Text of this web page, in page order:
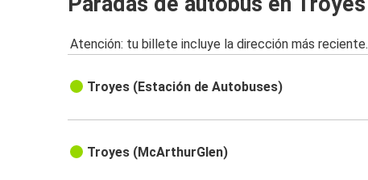
Atención: tu billete incluye la dirección más reciente.
Troyes (Estación de Autobuses)
Troyes (McArthurGlen)